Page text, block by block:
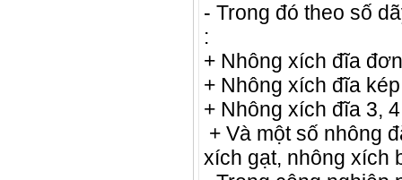
- Trong đó theo số
:
+ Nhông xích đĩa đơn
+ Nhông xích đĩa kép
+ Nhông xích đĩa 3,
+ Và một số nhông
xích gạt, nhông xích